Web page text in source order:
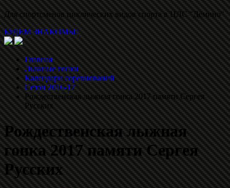
Для спортсменов циклических видов спорта в ЦЛС "Дёмино"
БУДЕМ ЗНАКОМЫ!
Главная
Лыжные гонки
Календари соревнований
Сезон 2016-17
Рождественская лыжная гонка 2017 памяти Сергея
Русских
Рождественская лыжная
гонка 2017 памяти Сергея
Русских